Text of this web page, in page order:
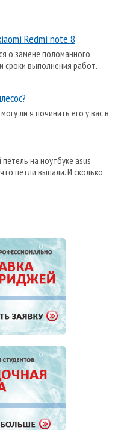
Redmi note 8
о замене поломанного
сроки выполнения работ.
ли я починить его у вас в
на ноутбуке asus
петли выпали. И сколько